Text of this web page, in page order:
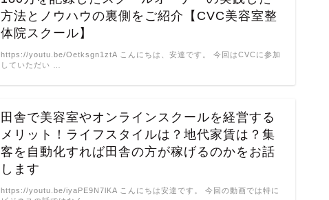
方法とノウハウの裏側をご紹介【CVC美容室整
体院スクール】
https://youtu.be/Oetksgn1ztA こんにちは、安達です。 今回はCVCに参加
していただい …
田舎で美容室やオンラインスクールを経営する
メリット！ライフスタイルは？地代家賃は？集
客を自動化すれば田舎の方が稼げるのかをお話
します
https://youtu.be/iyaPE9N7lKA こんにちは安達です。 今回の動画では特に